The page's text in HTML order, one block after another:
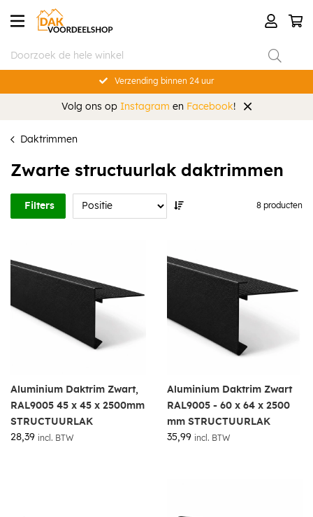
Verzending binnen 24 uur
Volg ons op Instagram en Facebook!
Daktrimmen
Zwarte structuurlak daktrimmen
Filters 8 producten
Aluminium Daktrim Zwart,
RAL9005 45 x 45 x 2500mm
STRUCTUURLAK
28,39 incl. BTW
Aluminium Daktrim Zwart
RAL9005 - 60 x 64 x 2500
mm STRUCTUURLAK
35,99 incl. BTW